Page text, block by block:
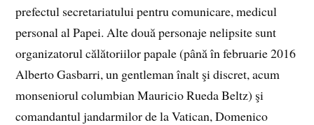
prefectul secretariatului pentru comunicare, medicul
personal al Papei. Alte două personaje nelipsite sunt
organizatorul călătoriilor papale (până în februarie 2016
Alberto Gasbarri, un gentleman înalt şi discret, acum
monseniorul columbian Mauricio Rueda Beltz) şi
comandantul jandarmilor de la Vatican, Domenico